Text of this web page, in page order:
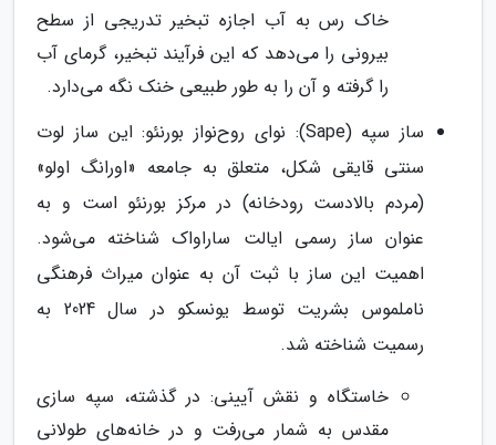
خاک رس به آب اجازه تبخیر تدریجی از سطح
بیرونی را می‌دهد که این فرآیند تبخیر، گرمای آب
را گرفته و آن را به طور طبیعی خنک نگه می‌دارد.
ساز سپه (Sape): نوای روح‌نواز بورنئو: این ساز لوت
سنتی قایقی شکل، متعلق به جامعه «اورانگ اولو»
(مردم بالادست رودخانه) در مرکز بورنئو است و به
عنوان ساز رسمی ایالت ساراواک شناخته می‌شود.
اهمیت این ساز با ثبت آن به عنوان میراث فرهنگی
ناملموس بشریت توسط یونسکو در سال 2024 به
رسمیت شناخته شد.
خاستگاه و نقش آیینی: در گذشته، سپه سازی
مقدس به شمار می‌رفت و در خانه‌های طولانی